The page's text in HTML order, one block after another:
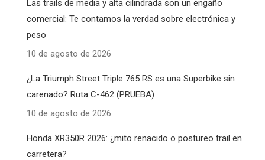
Las trails de media y alta cilindrada son un engaño
comercial: Te contamos la verdad sobre electrónica y
peso
10 de agosto de 2026
¿La Triumph Street Triple 765 RS es una Superbike sin
carenado? Ruta C-462 (PRUEBA)
10 de agosto de 2026
Honda XR350R 2026: ¿mito renacido o postureo trail en
carretera?